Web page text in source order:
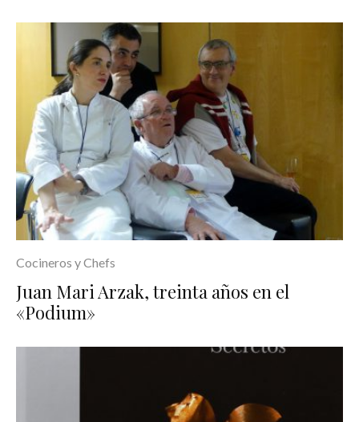
Cocineros y Chefs
Juan Mari Arzak, treinta años en el
«Podium»